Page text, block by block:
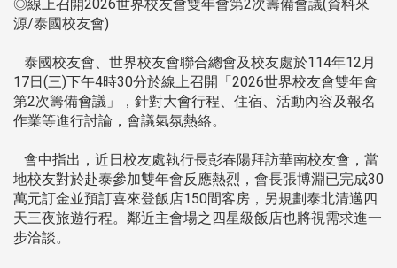
◎線上召開2026世界校友會雙年會第2次籌備會議(資料來
源/泰國校友會)
泰國校友會、世界校友會聯合總會及校友處於114年12月
17日(三)下午4時30分於線上召開「2026世界校友會雙年會
第2次籌備會議」，針對大會行程、住宿、活動內容及報名
作業等進行討論，會議氣氛熱絡。
會中指出，近日校友處執行長彭春陽拜訪華南校友會，當
地校友對於赴泰參加雙年會反應熱烈，會長張博淵已完成30
萬元訂金並預訂喜來登飯店150間客房，另規劃泰北清邁四
天三夜旅遊行程。鄰近主會場之四星級飯店也將視需求進一
步洽談。